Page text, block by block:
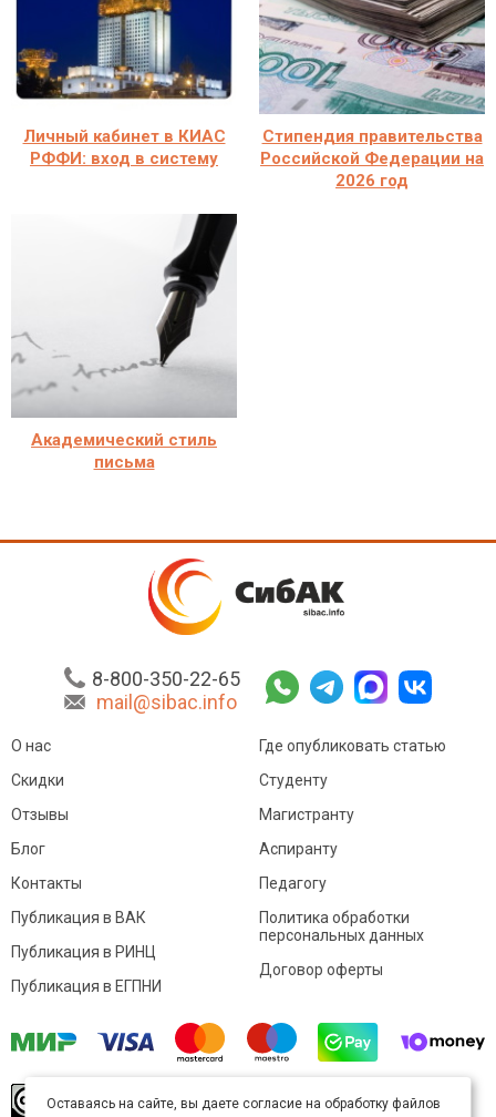
Личный кабинет в КИАС
РФФИ: вход в систему
Стипендия правительства
Российской Федерации на
2026 год
Академический стиль
письма
8-800-350-22-65
mail@sibac.info
О нас
Скидки
Отзывы
Блог
Контакты
Где опубликовать статью
Студенту
Магистранту
Аспиранту
Педагогу
Публикация в ВАК
Публикация в РИНЦ
Публикация в ЕГПНИ
Политика обработки
персональных данных
Договор оферты
произведение доступно полицензии Creative
Оставаясь на сайте, вы даете согласие на обработку файлов